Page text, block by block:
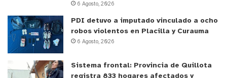
6 Agosto, 2026
PDI detuvo a imputado vinculado a ocho
robos violentos en Placilla y Curauma
6 Agosto, 2026
Sistema frontal: Provincia de Quillota
registra 833 hogares afectados y